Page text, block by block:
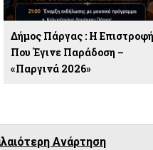
Δήμος Πάργας : Η Επιστροφή
Που Έγινε Παράδοση –
«Παργινά 2026»
Ανάρτηση